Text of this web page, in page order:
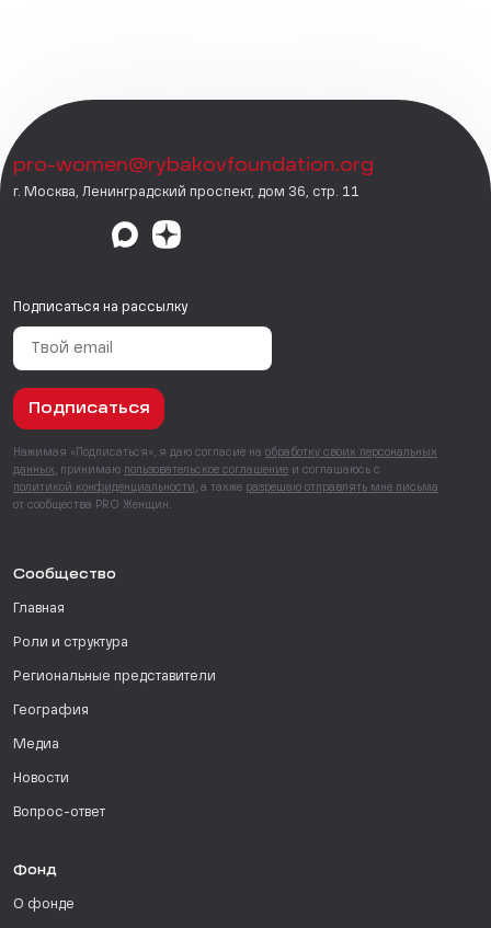
pro-women@rybakovfoundation.org
г. Москва, Ленинградский проспект, дом 36, стр. 11
Подписаться на рассылку
Подписаться
Нажимая «Подписаться», я даю согласие на обработку своих персональных
данных , принимаю пользовательское соглашение и соглашаюсь с
политикой конфиденциальности , а также разрешаю отправлять мне письма
от сообщества PRO Женщин.
Сообщество
Главная
Роли и структура
Региональные представители
География
Медиа
Новости
Вопрос-ответ
Фонд
О фонде